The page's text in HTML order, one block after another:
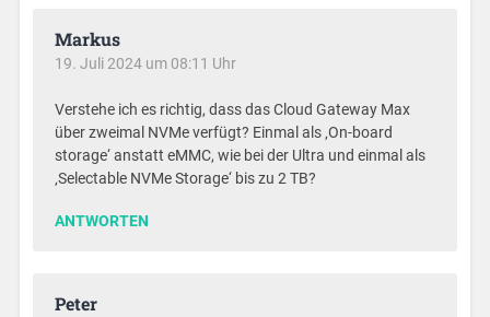
Markus
19. Juli 2024 um 08:11 Uhr
Verstehe ich es richtig, dass das Cloud Gateway Max
über zweimal NVMe verfügt? Einmal als ‚On-board
storage‘ anstatt eMMC, wie bei der Ultra und einmal als
‚Selectable NVMe Storage‘ bis zu 2 TB?
ANTWORTEN
Peter